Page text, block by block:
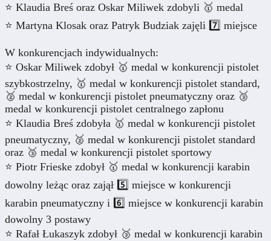
⭐ Klaudia Breś oraz Oskar Miliwek zdobyli 🥇 medal
⭐ Martyna Klosak oraz Patryk Budziak zajęli 7️⃣ miejsce
W konkurencjach indywidualnych:
⭐ Oskar Miliwek zdobył 🥇 medal w konkurencji pistolet
szybkostrzelny, 🥇 medal w konkurencji pistolet standard,
🥈 medal w konkurencji pistolet pneumatyczny oraz 🥉
medal w konkurencji pistolet centralnego zapłonu
⭐ Klaudia Breś zdobyła 🥇 medal w konkurencji pistolet
pneumatyczny, 🥈 medal w konkurencji pistolet standard
oraz 🥉 medal w konkurencji pistolet sportowy
⭐ Piotr Frieske zdobył 🥇 medal w konkurencji karabin
dowolny leżąc oraz zajął 5️⃣ miejsce w konkurencji
karabin pneumatyczny i 6️⃣ miejsce w konkurencji karabin
dowolny 3 postawy
⭐ Rafał Łukaszyk zdobył 🥉 medal w konkurencji karabin